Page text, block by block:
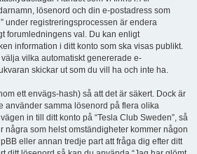
lösenord och din e-postadress som
under registreringsprocessen är endera
forumledningens val. Du kan enligt
information i ditt konto som ska visas publikt.
vilka automatiskt genererade e-
skickar ut som du vill ha och inte ha.
ett envägs-hash) så att det är säkert. Dock är
använder samma lösenord på flera olika
in till ditt konto på “Tesla Club Sweden”, så
några som helst omständigheter kommer någon
eller annan tredje part att fråga dig efter ditt